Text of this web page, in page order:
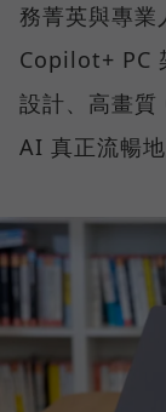
務菁英與專業
Copilot+ PC
設計、高畫質
AI 真正流暢